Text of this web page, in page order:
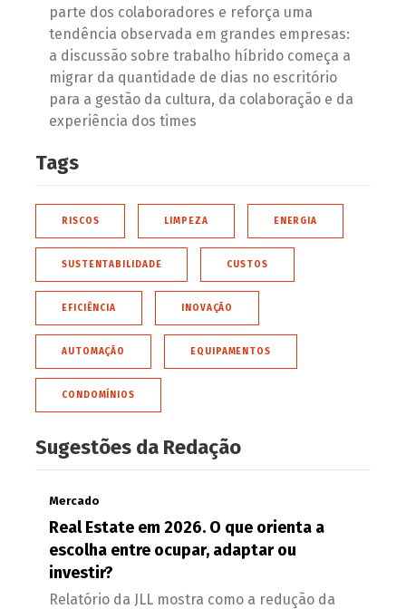
parte dos colaboradores e reforça uma
tendência observada em grandes empresas:
a discussão sobre trabalho híbrido começa a
migrar da quantidade de dias no escritório
para a gestão da cultura, da colaboração e da
experiência dos times
Tags
RISCOS LIMPEZA ENERGIA
SUSTENTABILIDADE CUSTOS
EFICIÊNCIA INOVAÇÃO
AUTOMAÇÃO EQUIPAMENTOS
CONDOMÍNIOS
Sugestões da Redação
Mercado
Real Estate em 2026. O que orienta a
escolha entre ocupar, adaptar ou
investir?
Relatório da JLL mostra como a redução da